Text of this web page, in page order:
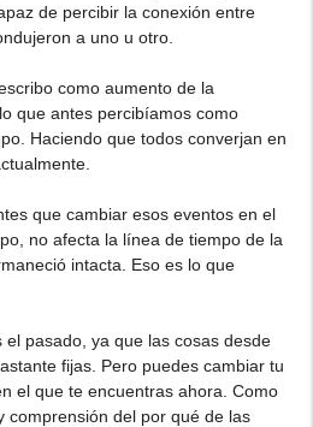
de percibir la conexión entre
a uno u otro.
como aumento de la
que antes percibíamos como
Haciendo que todos converjan en
que cambiar esos eventos en el
no afecta la línea de tiempo de la
intacta. Eso es lo que
el pasado, ya que las cosas desde
fijas. Pero puedes cambiar tu
el que te encuentras ahora. Como
comprensión del por qué de las